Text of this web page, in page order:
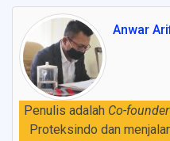
Anwar
Penulis adalah Co-founder
Proteksindo dan